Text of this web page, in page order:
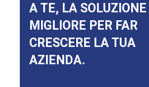
A TE, LA SOLUZIONE
MIGLIORE PER FAR
CRESCERE LA TUA
AZIENDA.